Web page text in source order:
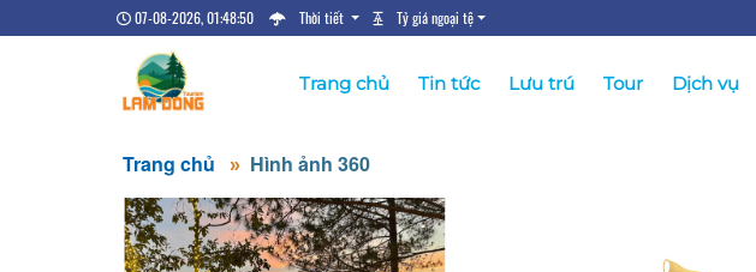
07-08-2026, 01:48:50 Thời tiết Tỷ giá ngoại tệ
Trang chủ Tin tức Lưu trú Tour Dịch vụ
Trang chủ Hình ảnh 360